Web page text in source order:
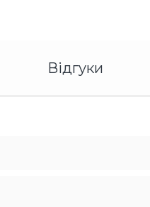
Відгуки